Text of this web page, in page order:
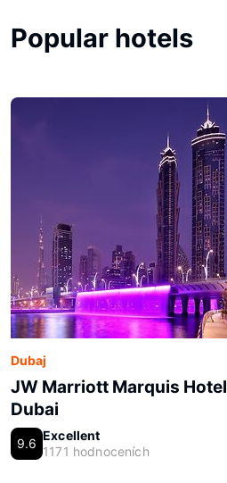
Popular hotels
Dubaj
JW Marriott Marquis Hotel
Dubai
9.6
Excellent
1171 hodnoceních